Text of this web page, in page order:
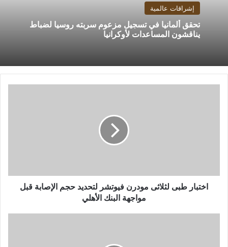
إشراقات عالمية
تحقق ألمانيا في تسجيل مزعوم سربته روسيا لضباط
يناقشون المساعدات لأوكرانيا
قبل
مواجهة
اختبار طبى لثلاثى مودرن فيوتشر لتحديد حجم الإصابة قبل
مواجهة البنك الأهلي